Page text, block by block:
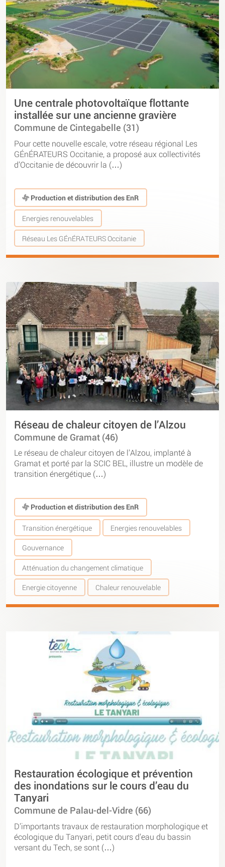
Une centrale photovoltaïque flottante
installée sur une ancienne gravière
Commune de Cintegabelle (31)
Pour cette nouvelle escale, votre réseau régional Les
GÉnÉRATEURS Occitanie, a proposé aux collectivités
d’Occitanie de découvrir la (…)
Production et distribution des EnR
Energies renouvelables
Réseau Les GÉnÉRATEURS Occitanie
Réseau de chaleur citoyen de l’Alzou
Commune de Gramat (46)
Le réseau de chaleur citoyen de l’Alzou, implanté à
Gramat et porté par la SCIC BEL, illustre un modèle de
transition énergétique (…)
Production et distribution des EnR
Transition énergétique Energies renouvelables
Gouvernance
Atténuation du changement climatique
Energie citoyenne Chaleur renouvelable
Restauration écologique et prévention
des inondations sur le cours d’eau du
Tanyari
Commune de Palau-del-Vidre (66)
D’importants travaux de restauration morphologique et
écologique du Tanyari, petit cours d’eau du bassin
versant du Tech, se sont (…)